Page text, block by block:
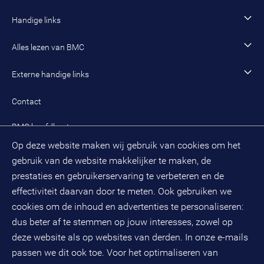
Op deze website maken wij gebruik van cookies om het
gebruik van de website makkelijker te maken, de
prestaties en gebruikerservaring te verbeteren en de
effectiviteit daarvan door te meten. Ook gebruiken we
cookies om de inhoud en advertenties te personaliseren:
dus beter af te stemmen op jouw interesses, zowel op
deze website als op websites van derden. In onze e-mails
passen we dit ook toe. Voor het optimaliseren van
Werken als managing consultant
Ons werk
Onze cultuur en organisatie
Onze organisatie
Handige links
Algemeen contact
Inloggen mijn BMC
Meest gestelde vragen mijn BMC
Evenementen
Alles lezen van BMC
Alle artikelen
Externe handige links
Public spirit
Contact
BMC hoofdkantoor
(033) 496 52 00
Databankweg 26 D
3821 ALAmersfoort
Postbus 490
3800 AL Amersfoort
KvK-nummer: 32078667
BTW-nummer: NL808663598B01